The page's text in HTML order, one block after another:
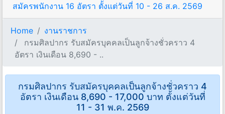
สมัครพนักงาน 16 อัตรา ตั้งแต่วันที่ 10 - 26 ส.ค. 2569
Home
งานราชการ
กรมศิลปากร รับสมัครบุคคลเป็นลูกจ้างชั่วคราว 4
อัตรา เงินเดือน 8,690 - ..
กรมศิลปากร รับสมัครบุคคลเป็นลูกจ้างชั่วคราว 4
อัตรา เงินเดือน 8,690 - 17,000 บาท ตั้งแต่วันที่
11 - 31 พ.ค. 2569